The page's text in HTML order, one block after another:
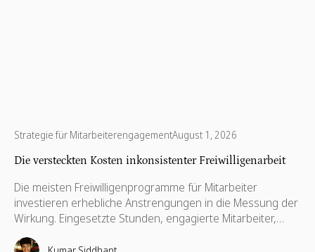
Strategie für MitarbeiterengagementAugust 1, 2026
Die versteckten Kosten inkonsistenter Freiwilligenarbeit
Die meisten Freiwilligenprogramme für Mitarbeiter
investieren erhebliche Anstrengungen in die Messung der
Wirkung. Eingesetzte Stunden, engagierte Mitarbeiter,
Unterstützung gemeinnütziger Organisationen, erzielte